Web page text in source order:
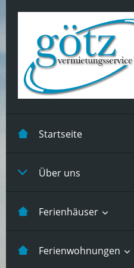
Startseite
Über uns
Ferienhäuser
Kastanienhuus -5 Pers
Ferienwohnungen